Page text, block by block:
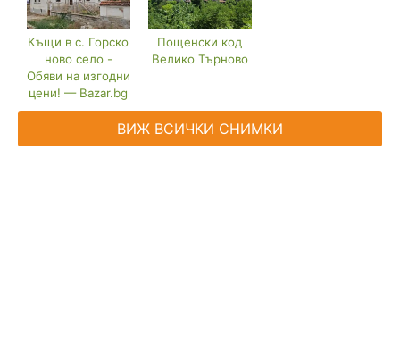
Къщи в с. Горско
ново село -
Обяви на изгодни
цени! — Bazar.bg
Пощенски код
Велико Търново
ВИЖ ВСИЧКИ СНИМКИ